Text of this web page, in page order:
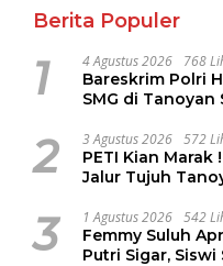
Berita Populer
1 4 Agustus 2026 768
Bareskrim Polri
SMG di Tanoyan
2 3 Agustus 2026 572
PETI Kian Marak
Jalur Tujuh
3 1 Agustus 2026 542
Femmy Suluh
Putri Sigar, Siswi